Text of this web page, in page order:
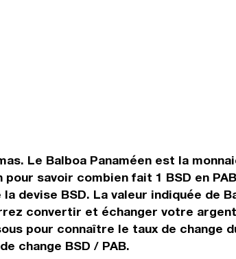
Le Balboa Panaméen est la
savoir combien fait 1 BSD en
devise BSD. La valeur indiquée de
convertir et échanger votre
pour connaître le taux de change
change BSD / PAB.